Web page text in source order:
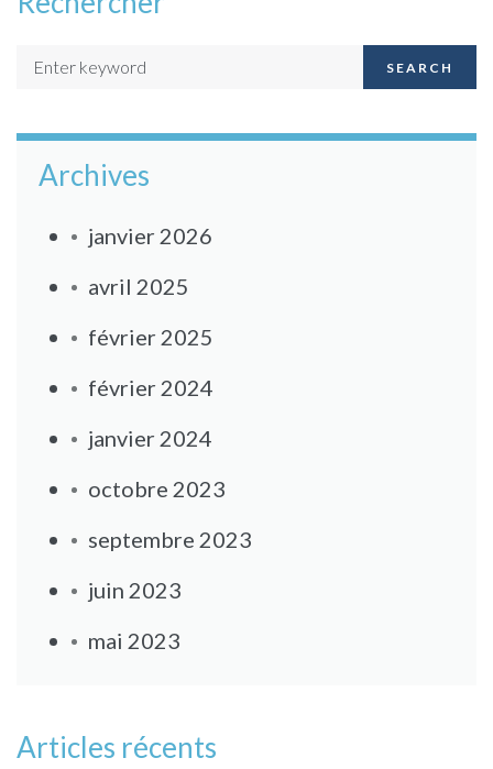
SEARCH
Archives
janvier 2026
avril 2025
février 2025
février 2024
janvier 2024
octobre 2023
septembre 2023
juin 2023
mai 2023
Articles récents